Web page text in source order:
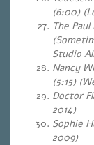
(6:00)
The
Studio
Nancy
(5:15)
Doctor
2014)
Sophie
2009)